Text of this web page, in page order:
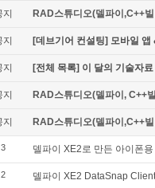
지 RAD스튜디오(델파이,C++
지 [데브기어 컨설팅] 모바일
지 [전체 목록] 이 달의 기술자
지 RAD스튜디오(델파이, C++
지 RAD스튜디오(델파이,C++
3 델파이 XE2로 만든 아이폰
2 델파이 XE2 DataSnap